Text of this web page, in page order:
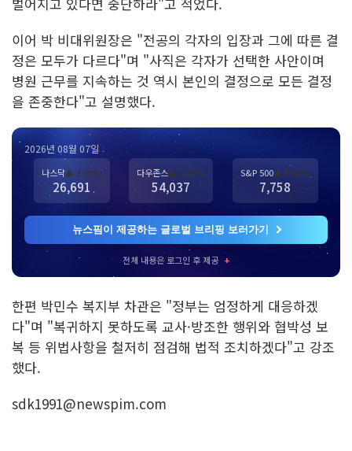
이어 박 비대위원장은 "전공의 각자의 입장과 그에 따른 결
정은 모두가 다르다"며 "사직은 각자가 선택한 사안이며
병원 근무를 지속하는 것 역시 본인의 결정으로 모든 결정
을 존중한다"고 설명했다.
2026년 08월 07일
나스닥▲ 1.28%
26,691
다우존스▲ 0.28%
54,037
S&P 500▲ 0.61%
7,758
뉴스핌이 제공하는 글로벌 브리핑 보러가기
전체 내용은 로그인 후 제공 +
한편 박민수 복지부 차관은 "정부는 엄정하게 대응하겠
다"며 "복귀하지 못하도록 교사·방조한 행위와 협박성 보
복 등 위법사항을 철저히 점검해 법적 조치하겠다"고 강조
했다.
sdk1991@newspim.com